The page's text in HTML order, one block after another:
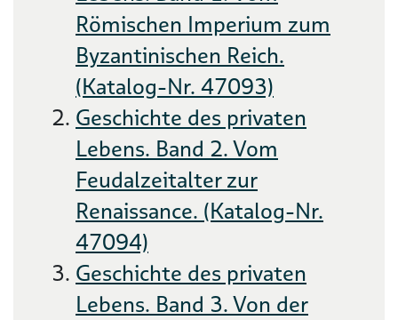
Römischen Imperium zum
Byzantinischen Reich.
(Katalog-Nr. 47093)
Geschichte des privaten
Lebens. Band 2. Vom
Feudalzeitalter zur
Renaissance. (Katalog-Nr.
47094)
Geschichte des privaten
Lebens. Band 3. Von der